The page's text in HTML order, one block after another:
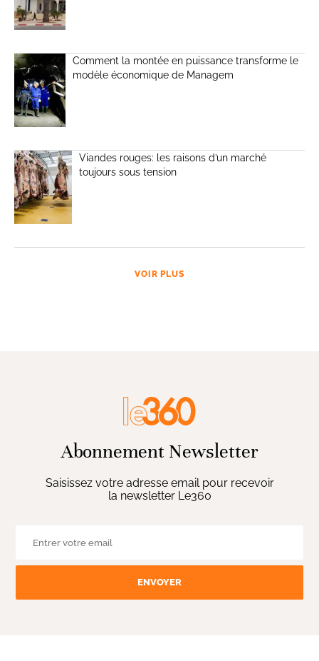
Comment la montée en puissance transforme le
modèle économique de Managem
Viandes rouges: les raisons d’un marché
toujours sous tension
VOIR PLUS
Abonnement Newsletter
Saisissez votre adresse email pour recevoir
la newsletter Le360
ENVOYER